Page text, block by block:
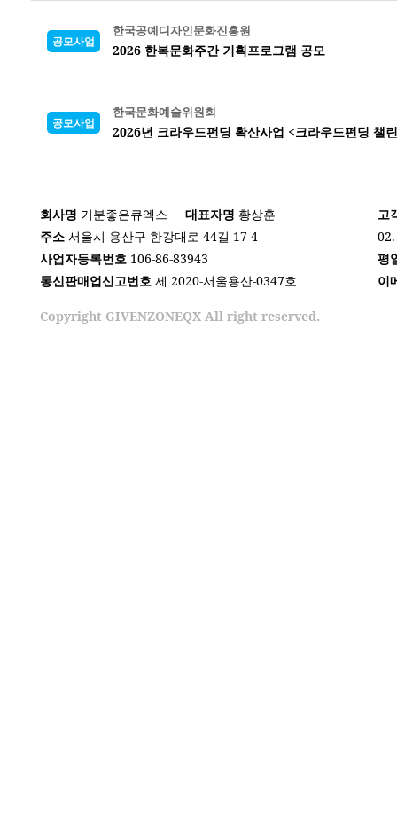
공모사업
한국공예디자인문화진흥원
2026 한복문화주간 기획프로그램 공모
공모사업
한국문화예술위원회
2026년 크라우드펀딩 확산사업 <크라우드펀딩 챌
회사명 기분좋은큐엑스 대표자명 황상훈
주소 서울시 용산구 한강대로 44길 17-4
사업자등록번호 106-86-83943
통신판매업신고번호 제 2020-서울용산-0347호
Copyright GIVENZONEQX All right reserved.
고
평
이